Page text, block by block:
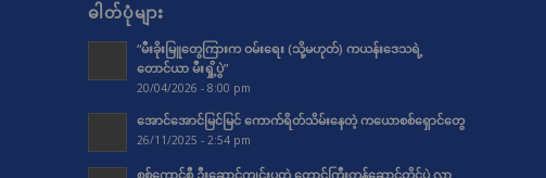
ဓါတ်ပုံများ
“မီးခိုးမြူတွေကြားက ဝမ်းရေး (သို့မဟုတ်) ကယန်းဒေသရဲ့
တောင်ယာ မီးရှို့ပွဲ”
20/04/2026 - 8:00 pm
အောင်အောင်မြင်မြင် ကောက်ရိတ်သိမ်းနေတဲ့ ကယောစစ်ရှောင်တွေ
26/11/2025 - 2:54 pm
စစ်ကောင်စီ ဦးဆောင်ကျင်းပတဲ့ တောင်ကြီးတန်ဆောင်တိုင်ပွဲ လာ